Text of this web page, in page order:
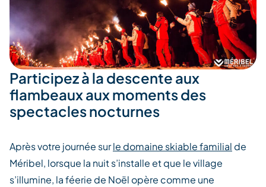
Participez à la descente aux
flambeaux aux moments des
spectacles nocturnes
Après votre journée surle domaine skiable familial de
Méribel, lorsque la nuit s’installe et que le village
s’illumine, la féerie de Noël opère comme une